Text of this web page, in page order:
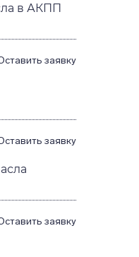
в АКПП
заявку
заявку
заявку